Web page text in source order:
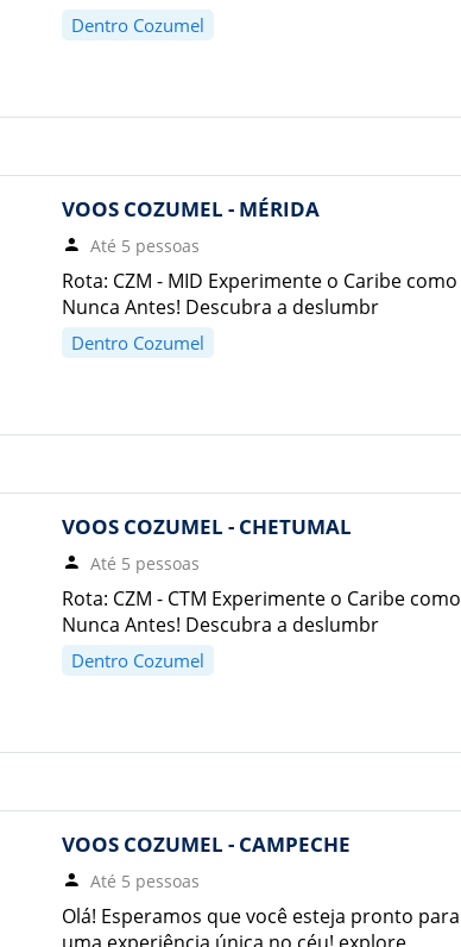
Dentro Cozumel
VOOS COZUMEL - MÉRIDA
Até 5 pessoas
Rota: CZM - MID Experimente o Caribe como
Nunca Antes! Descubra a deslumbr
Dentro Cozumel
VOOS COZUMEL - CHETUMAL
Até 5 pessoas
Rota: CZM - CTM Experimente o Caribe como
Nunca Antes! Descubra a deslumbr
Dentro Cozumel
VOOS COZUMEL - CAMPECHE
Até 5 pessoas
Olá! Esperamos que você esteja pronto para